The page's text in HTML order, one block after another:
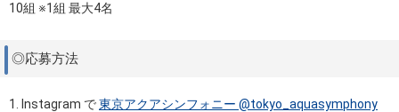
10組 ※1組 最大4名
◎応募方法
1. Instagram で東京アクアシンフォニー @tokyo_aquasymphony